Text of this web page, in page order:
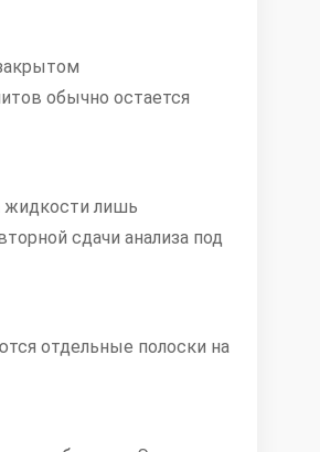
обычно остается
жидкости лишь
сдачи анализа под
отдельные полоски на